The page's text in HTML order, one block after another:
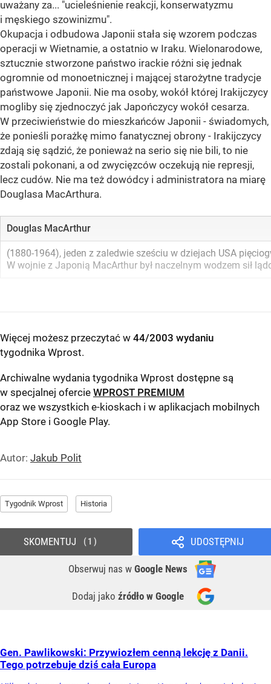
uważany za... "ucieleśnienie reakcji, konserwatyzmu
i męskiego szowinizmu".
Okupacja i odbudowa Japonii stała się wzorem podczas
operacji w Wietnamie, a ostatnio w Iraku. Wielonarodowe,
sztucznie stworzone państwo irackie różni się jednak
ogromnie od monoetnicznej i mającej starożytne tradycje
państwowe Japonii. Nie ma osoby, wokół której Irakijczycy
mogliby się zjednoczyć jak Japończycy wokół cesarza.
W przeciwieństwie do mieszkańców Japonii - świadomych,
że ponieśli porażkę mimo fanatycznej obrony - Irakijczycy
zdają się sądzić, że ponieważ na serio się nie bili, to nie
zostali pokonani, a od zwycięzców oczekują nie represji,
lecz cudów. Nie ma też dowódcy i administratora na miarę
Douglasa MacArthura.
Douglas MacArthur
(1880-1964), jeden z zaledwie sześciu w dziejach USA
W wojnie z Japonią MacArthur był naczelnym wodzem sił
Więcej możesz przeczytać w 44/2003 wydaniu
tygodnika Wprost.
Archiwalne wydania tygodnika Wprost dostępne są
w specjalnej ofercie WPROST PREMIUM
oraz we wszystkich e-kioskach i w aplikacjach mobilnych
App Store i Google Play.
Autor: Jakub Polit
Tygodnik Wprost Historia
UDOSTĘPNIJ
Obserwuj nas w Google News
Dodaj jako źródło w Google
SKOMENTUJ 1
Gen. Pawlikowski: Przywiozłem cenną lekcję z Danii.
Tego potrzebuje dziś cała Europa